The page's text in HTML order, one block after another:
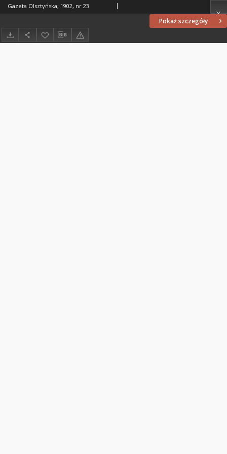
Pokaż szczegóły
Gazeta Olsztyńska, 1902, nr 23